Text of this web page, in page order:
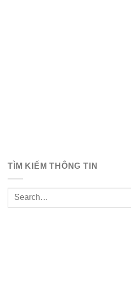
TÌM KIẾM THÔNG TIN